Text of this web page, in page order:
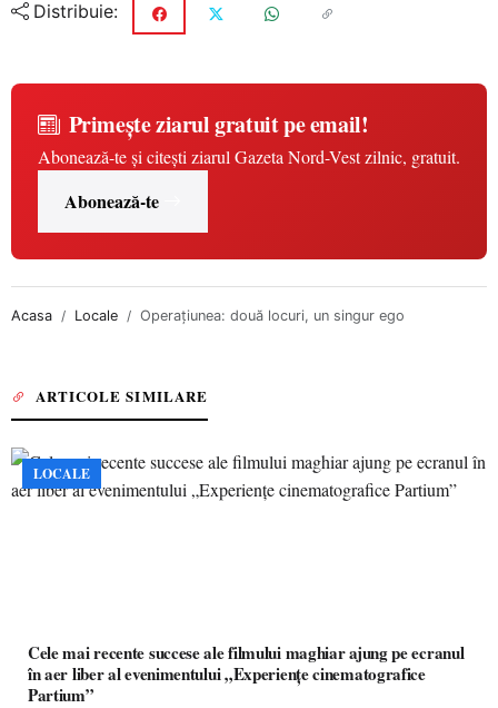
Distribuie:
Primește ziarul gratuit pe email!
Abonează-te și citești ziarul Gazeta Nord-Vest zilnic, gratuit.
Abonează-te
Acasa Locale Operațiunea: două locuri, un singur ego
ARTICOLE SIMILARE
LOCALE
Cele mai recente succese ale filmului maghiar ajung pe ecranul
în aer liber al evenimentului „Experiențe cinematografice
Partium”